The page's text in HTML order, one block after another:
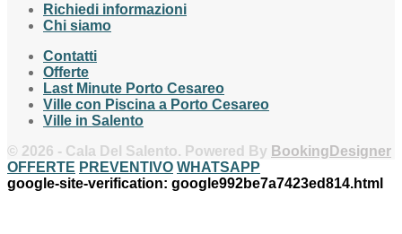
Richiedi informazioni
Chi siamo
Contatti
Offerte
Last Minute Porto Cesareo
Ville con Piscina a Porto Cesareo
Ville in Salento
© 2026 - Cala Del Salento. Powered By BookingDesigner
OFFERTE PREVENTIVO WHATSAPP
google-site-verification: google992be7a7423ed814.html